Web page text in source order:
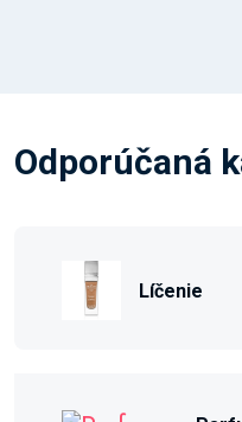
Odporúčaná
Líčenie